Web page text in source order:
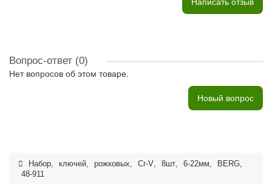
Вопрос-ответ (0)
Нет вопросов об этом товаре.
Новый вопрос
Набор, ключей, рожковых, Cr-V, 8шт, 6-22мм, BERG,
48-911